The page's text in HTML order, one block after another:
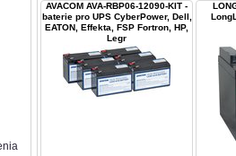
AVACOM AVA-RBP06-12090-KIT -
baterie pro UPS CyberPower, Dell,
EATON, Effekta, FSP Fortron, HP,
Legr